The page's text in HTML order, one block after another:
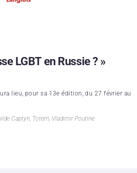
LGBT en Russie ? »
lieu, pour sa 13e édition, du 27 février au
Captyn, Totem, Vladimir Poutine